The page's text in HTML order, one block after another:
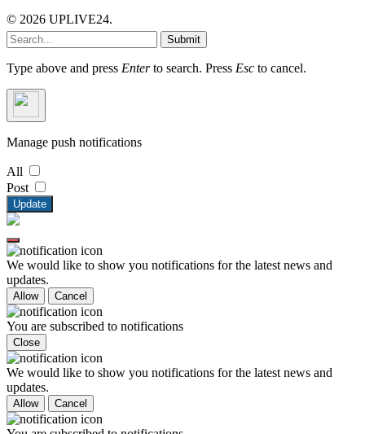
© 2026 UPLIVE24.
Submit
Type above and press Enterto search. Press Esc to cancel.
Manage push notifications
All
Post
Update
We would like to show you notifications for the latest news and
updates.
Allow Cancel
You are subscribed to notifications
Close
We would like to show you notifications for the latest news and
updates.
Allow Cancel